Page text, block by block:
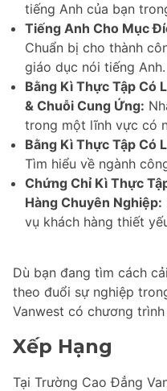
tiếng Anh của bạn
Tiếng Anh Cho Mục
Chuẩn bị cho thành
giáo dục nói tiếng Anh.
Bằng Kì Thực Tập Có
& Chuỗi Cung Ứng:
trong một lĩnh vực có
Bằng Kì Thực Tập Có
Tìm hiểu về ngành
Chứng Chỉ Kì Thực
Hàng Chuyên Nghiệp:
vụ khách hàng thiết
Dù bạn đang tìm cách
theo đuổi sự nghiệp
Vanwest có chương
Xếp Hạng
Tại Trường Cao Đẳng